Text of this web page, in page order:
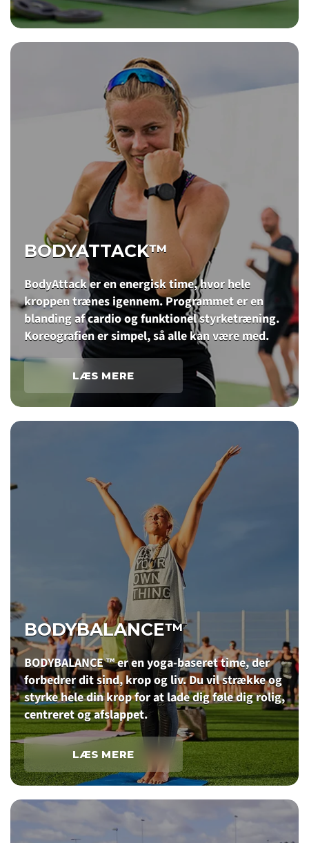
BODYATTACK™
BodyAttack er en energisk time, hvor hele
kroppen trænes igennem. Programmet er en
blanding af cardio og funktionel styrketræning.
Koreografien er simpel, så alle kan være med.
LÆS MERE
BODYBALANCE™
BODYBALANCE ™ er en yoga-baseret time, der
forbedrer dit sind, krop og liv. Du vil strække og
styrke hele din krop for at lade dig føle dig rolig,
centreret og afslappet.
LÆS MERE